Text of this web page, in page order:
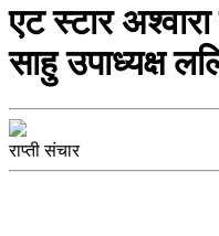
एट स्टार
साहु उपाध्यक्ष
राप्ती संचार